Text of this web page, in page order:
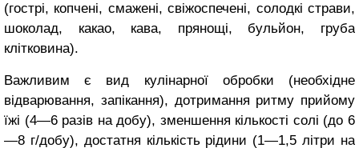
(гострі, копчені, смажені, свіжоспечені, солодкі страви,
шоколад, какао, кава, прянощі, бульйон, груба
клітковина).
Важливим є вид кулінарної об­робки (необхідне
відварювання, запікання), дотримання ритму прийому
їжі (4—6 разів на добу), зменшення кількості солі (до 6
—8 г/добу), до­статня кількість рідини (1—1,5 літри на